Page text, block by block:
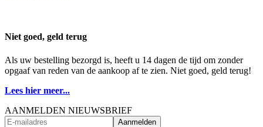
Niet goed, geld terug
Als uw bestelling bezorgd is, heeft u 14 dagen de tijd om zonder
opgaaf van reden van de aankoop af te zien. Niet goed, geld terug!
Lees hier meer...
AANMELDEN NIEUWSBRIEF
Aanmelden